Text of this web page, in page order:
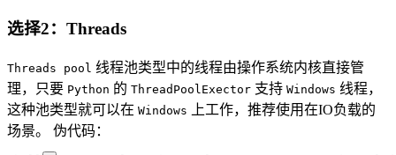
选择2：Threads
Threads pool 线程池类型中的线程由操作系统内核直接管
理，只要 Python 的 ThreadPoolExector 支持 Windows 线程，
这种池类型就可以在 Windows
上工作，推荐使用在IO负载的
场景。 伪代码：